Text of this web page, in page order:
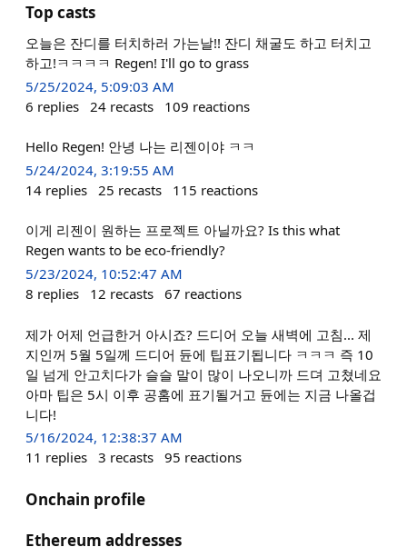
Top casts
오늘은 잔디를 터치하러 가는날!! 잔디 채굴도 하고 터치고
하고!ㅋㅋㅋㅋ Regen! I'll go to grass
5/25/2024, 5:09:03 AM
6 replies 24 recasts 109 reactions
Hello Regen! 안녕 나는 리젠이야 ㅋㅋ
5/24/2024, 3:19:55 AM
14 replies 25 recasts 115 reactions
이게 리젠이 원하는 프로젝트 아닐까요? Is this what
Regen wants to be eco-friendly?
5/23/2024, 10:52:47 AM
8 replies 12 recasts 67 reactions
제가 어제 언급한거 아시죠? 드디어 오늘 새벽에 고침... 제
지인꺼 5월 5일께 드디어 듄에 팁표기됩니다 ㅋㅋㅋ 즉 10
일 넘게 안고치다가 슬슬 말이 많이 나오니까 드뎌 고쳤네요
아마 팁은 5시 이후 공홈에 표기될거고 듄에는 지금 나올겁
니다!
5/16/2024, 12:38:37 AM
11 replies 3 recasts 95 reactions
Onchain profile
Ethereum addresses